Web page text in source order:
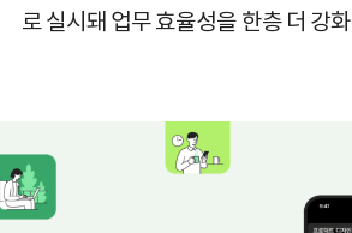
로 실시돼 업무 효율성을 한층 더 강